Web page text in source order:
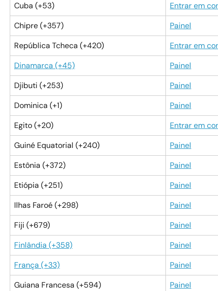
Cuba (+53)
Entrar em
Chipre (+357)
Painel
República Tcheca (+420)
Entrar em
Dinamarca (+45)
Painel
Djibuti (+253)
Painel
Dominica (+1)
Painel
Egito (+20)
Entrar em
Guiné Equatorial (+240)
Painel
Estônia (+372)
Painel
Etiópia (+251)
Painel
Ilhas Faroé (+298)
Painel
Fiji (+679)
Painel
Finlândia (+358)
Painel
França (+33)
Painel
Guiana Francesa (+594)
Painel